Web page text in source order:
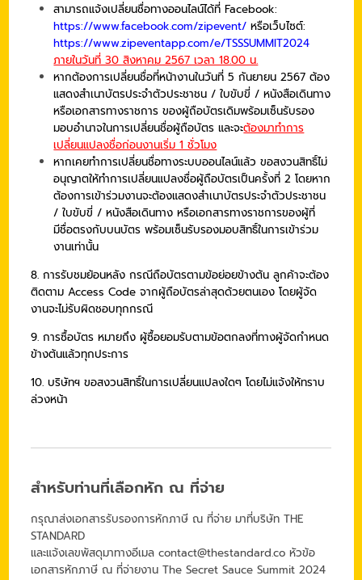
สามารถแจ้งเปลี่ยนชื่อทางออนไลน์ได้ที่ Facebook:
https://www.facebook.com/zipevent/ หรือเว็บไซต์:
https://www.zipeventapp.com/e/TSSSUMMIT2024
ภายในวันที่ 30 สิงหาคม 2567 เวลา 18.00 น.
หากต้องการเปลี่ยนชื่อที่หน้างานในวันที่ 5 กันยายน 2567 ต้อง
แสดงสำเนาบัตรประจำตัวประชาชน / ใบขับขี่ / หนังสือเดินทาง
หรือเอกสารทางราชการ ของผู้ถือบัตรเดิมพร้อมเซ็นรับรอง
มอบอำนาจในการเปลี่ยนชื่อผู้ถือบัตร และจะต้องมาทำการ
เปลี่ยนแปลงชื่อก่อนงานเริ่ม 1 ชั่วโมง
หากเคยทำการเปลี่ยนชื่อทางระบบออนไลน์แล้ว ขอสงวนสิทธิ์ไม่
อนุญาตให้ทำการเปลี่ยนแปลงชื่อผู้ถือบัตรเป็นครั้งที่ 2 โดยหาก
ต้องการเข้าร่วมงานจะต้องแสดงสำเนาบัตรประจำตัวประชาชน
/ ใบขับขี่ / หนังสือเดินทาง หรือเอกสารทางราชการของผู้ที่
มีชื่อตรงกับบนบัตร พร้อมเซ็นรับรองมอบสิทธิ์ในการเข้าร่วม
งานเท่านั้น
8. การรับชมย้อนหลัง กรณีถือบัตรตามข้อย่อยข้างต้น ลูกค้าจะต้อง
ติดตาม Access Code จากผู้ถือบัตรล่าสุดด้วยตนเอง โดยผู้จัด
งานจะไม่รับผิดชอบทุกกรณี
9. การซื้อบัตร หมายถึง ผู้ซื้อยอมรับตามข้อตกลงที่ทางผู้จัดกำหนด
ข้างต้นแล้วทุกประการ
10. บริษัทฯ ขอสงวนสิทธิ์ในการเปลี่ยนแปลงใดๆ โดยไม่แจ้งให้ทราบ
ล่วงหน้า
สำหรับท่านที่เลือกหัก ณ ที่จ่าย
กรุณาส่งเอกสารรับรองการหักภาษี ณ ที่จ่าย มาที่บริษัท THE
STANDARD
และแจ้งเลขพัสดุมาทางอีเมลcontact@thestandard.co หัวข้อ
เอกสารหักภาษี ณ ที่จ่ายงาน The Secret Sauce Summit 2024